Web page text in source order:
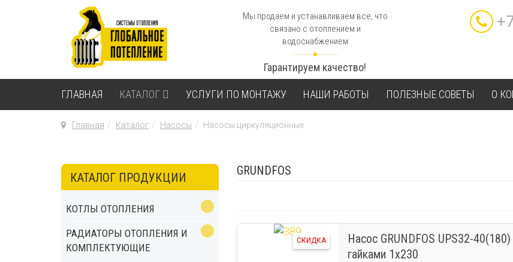
Мы продаем и устанавливаем все, что
связано с отоплением и
водоснабжением
Гарантируем качество!
ГЛАВНАЯ КАТАЛОГ УСЛУГИ ПО МОНТАЖУ НАШИ РАБОТЫ ПОЛЕЗНЫЕ СОВЕТЫ О
Главная Каталог Насосы Насосы циркуляционные
GRUNDFOS
СКИДКА
Насос GRUNDFOS UPS32-
гайками 1х230
КАТАЛОГ ПРОДУКЦИИ
КОТЛЫ ОТОПЛЕНИЯ
РАДИАТОРЫ ОТОПЛЕНИЯ И
КОМПЛЕКТУЮЩИЕ